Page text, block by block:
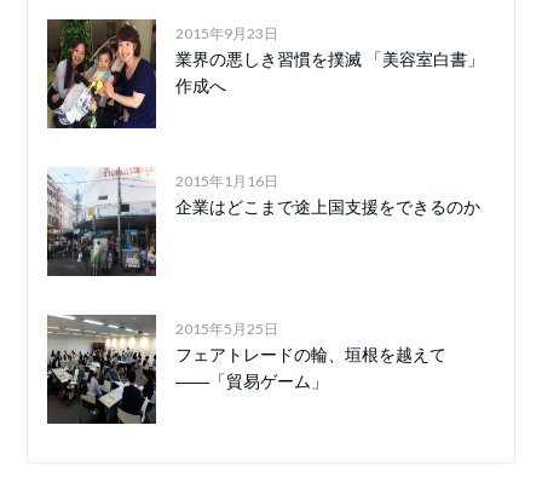
2015年9月23日
業界の悪しき習慣を撲滅 「美容室白書」
作成へ
2015年1月16日
企業はどこまで途上国支援をできるのか
2015年5月25日
フェアトレードの輪、垣根を越えて
――「貿易ゲーム」